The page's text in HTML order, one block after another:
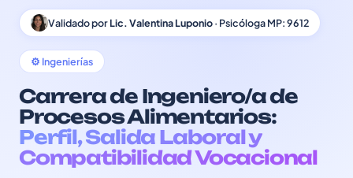
Validado porLic. Valentina Luponio· Psicóloga MP: 9612
⚙️ Ingenierías
Carrera de Ingeniero/a de
Procesos Alimentarios:
Perfil, Salida Laboral y
Compatibilidad Vocacional